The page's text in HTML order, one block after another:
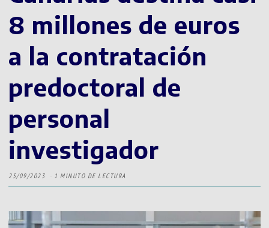
8 millones de euros
a la contratación
predoctoral de
personal
investigador
25/09/2023 1 MINUTO DE LECTURA